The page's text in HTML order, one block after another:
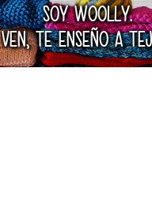
SOY WOOLLY.
VEN, TE ENSEÑO A